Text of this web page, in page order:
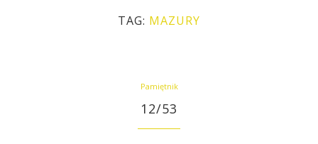
TAG: MAZURY
Pamiętnik
12/53